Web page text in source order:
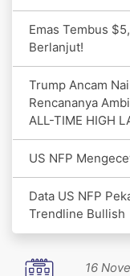
Emas Tembus
Berlanjut!
Trump Ancam
Rencananya
ALL-TIME HIGH
US NFP
Data US NFP
Trendline Bullish
16